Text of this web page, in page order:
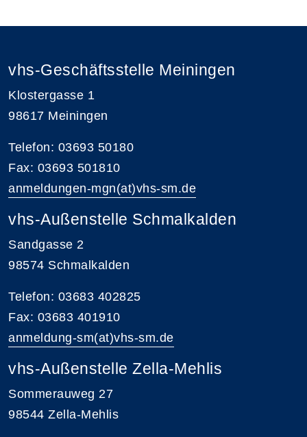
vhs-Geschäftsstelle Meiningen
Klostergasse 1
98617 Meiningen
Telefon: 03693 50180
Fax: 03693 501810
anmeldungen-mgn(at)vhs-sm.de
vhs-Außenstelle Schmalkalden
Sandgasse 2
98574 Schmalkalden
Telefon: 03683 402825
Fax: 03683 401910
anmeldung-sm(at)vhs-sm.de
vhs-Außenstelle Zella-Mehlis
Sommerauweg 27
98544 Zella-Mehlis